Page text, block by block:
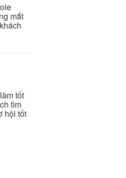
mắt
tốt
tìm
hội tốt